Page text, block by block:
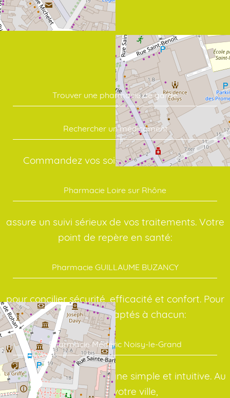
Trouver une pharmacie de garde
Rechercher un médicament
Commandez vos soins en quelques clics:
Pharmacie Loire sur Rhône
assure un suivi sérieux de vos traitements. Votre
point de repère en santé:
Pharmacie GUILLAUME BUZANCY
pour concilier sécurité, efficacité et confort. Pour
des conseils adaptés à chacun:
Pharmacie Médéric Noisy-le-Grand
avec une interface en ligne simple et intuitive. Au
cœur de votre ville,